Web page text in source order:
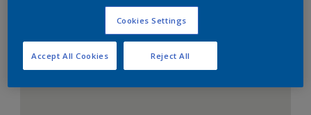
Das perfekte Weiß
Cookies Settings
Reject All
Accept All Cookies